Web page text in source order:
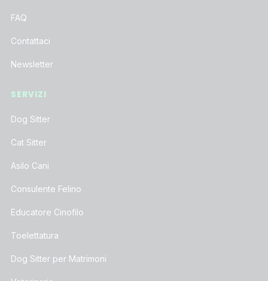
FAQ
Contattaci
Newsletter
SERVIZI
Dog Sitter
Cat Sitter
Asilo Cani
Consulente Felino
Educatore Cinofilo
Toelettatura
Dog Sitter per Matrimoni